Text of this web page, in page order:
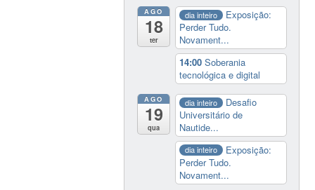
AGO
18
ter
dia inteiro
Exposição:
Perder Tudo.
Novament...
14:00Soberania
tecnológica e digital
AGO
19
qua
dia inteiro
Desafio
Universitário de
Nautide...
dia inteiro
Exposição:
Perder Tudo.
Novament...